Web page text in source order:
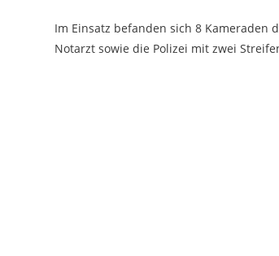
Im Einsatz befanden sich 8
Notarzt sowie die Polizei mit zwei